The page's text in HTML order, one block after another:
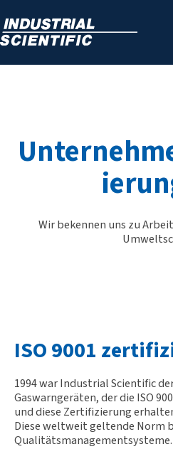
Wir bekennen uns zu
ISO 9001
1994 war Industrial Scientific
Gaswarngeräten, der die ISO
und diese Zertifizierung
Diese weltweit geltende Norm
Qualitätsmanagementsysteme.